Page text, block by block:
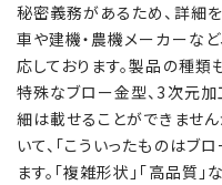
秘密義務があるため、詳細
車や建機・農機メーカーな
応しております。製品の種
特殊なブロー金型、3次元加
細は載せることができませ
いて、「こういったものはブ
ます。「複雑形状」「高品質